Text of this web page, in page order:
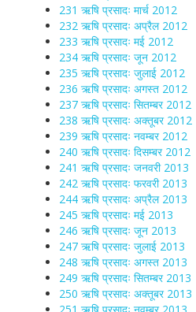
231 ऋषि प्रसादः मार्च 2012
232 ऋषि प्रसादः अप्रैल 2012
233 ऋषि प्रसादः मई 2012
234 ऋषि प्रसादः जून 2012
235 ऋषि प्रसादः जुलाई 2012
236 ऋषि प्रसादः अगस्त 2012
237 ऋषि प्रसादः सितम्बर 2012
238 ऋषि प्रसादः अक्तूबर 2012
239 ऋषि प्रसादः नवम्बर 2012
240 ऋषि प्रसादः दिसम्बर 2012
241 ऋषि प्रसादः जनवरी 2013
242 ऋषि प्रसादः फरवरी 2013
244 ऋषि प्रसादः अप्रैल 2013
245 ऋषि प्रसादः मई 2013
246 ऋषि प्रसादः जून 2013
247 ऋषि प्रसादः जुलाई 2013
248 ऋषि प्रसादः अगस्त 2013
249 ऋषि प्रसादः सितम्बर 2013
250 ऋषि प्रसादः अक्तूबर 2013